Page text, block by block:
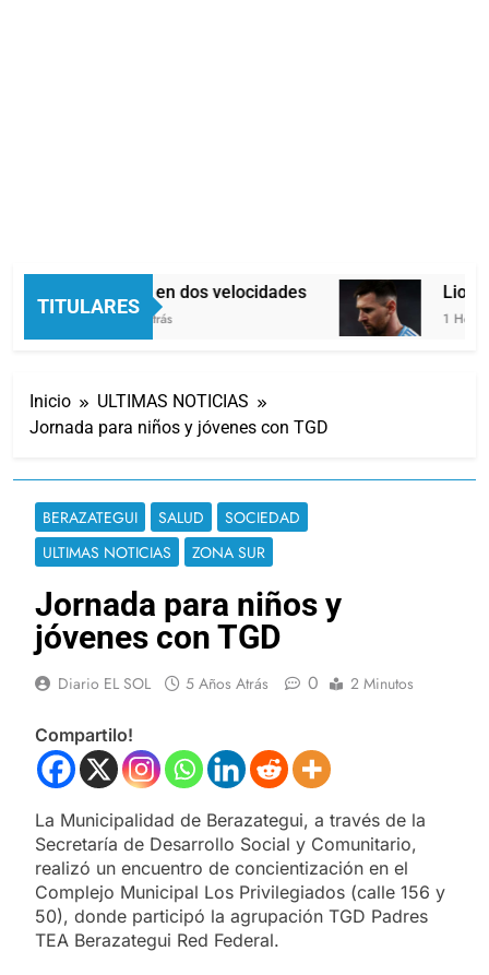
TITULARES
Economía en dos velocidades
22 Minutos Atrás 1 Hora
Inicio
ULTIMAS NOTICIAS
Jornada para niños y jóvenes con TGD
BERAZATEGUI SALUD
SOCIEDAD
ULTIMAS NOTICIAS
ZONA SUR
Jornada para niños y
jóvenes con TGD
Diario EL SOL 5 Años Atrás 0 2 Minutos
Compartilo!
La Municipalidad de Berazategui, a través de la
Secretaría de Desarrollo Social y Comunitario,
realizó un encuentro de concientización en el
Complejo Municipal Los Privilegiados (calle 156 y
50), donde participó la agrupación TGD Padres
TEA Berazategui Red Federal.